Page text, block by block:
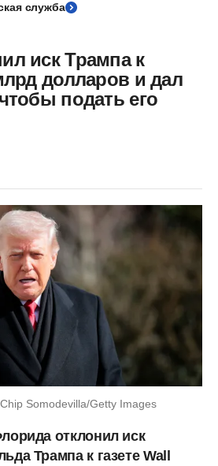
служба
иск Трампа к
долларов и дал
подать его
Somodevilla/Getty Images
отклонил иск
Трампа к газете Wall